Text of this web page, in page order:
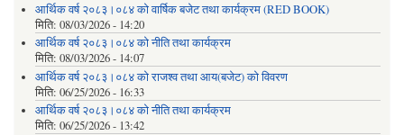
आर्थिक वर्ष २०८३।०८४ को वार्षिक बजेट तथा कार्यक्रम (RED BOOK)
मिति: 08/03/2026 - 14:20
आर्थिक वर्ष २०८३।०८४ को नीति तथा कार्यक्रम
मिति: 08/03/2026 - 14:07
आर्थिक वर्ष २०८३।०८४ को राजश्व तथा आय(बजेट) को विवरण
मिति: 06/25/2026 - 16:33
आर्थिक वर्ष २०८३।०८४ को नीति तथा कार्यक्रम
मिति: 06/25/2026 - 13:42